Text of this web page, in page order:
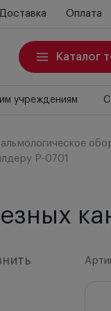
Оплата
Каталог
учреждениям
P-0701